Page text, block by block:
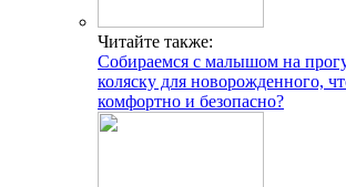
Читайте также:
Собираемся с малышом на
коляску для новорожденного,
комфортно и безопасно?